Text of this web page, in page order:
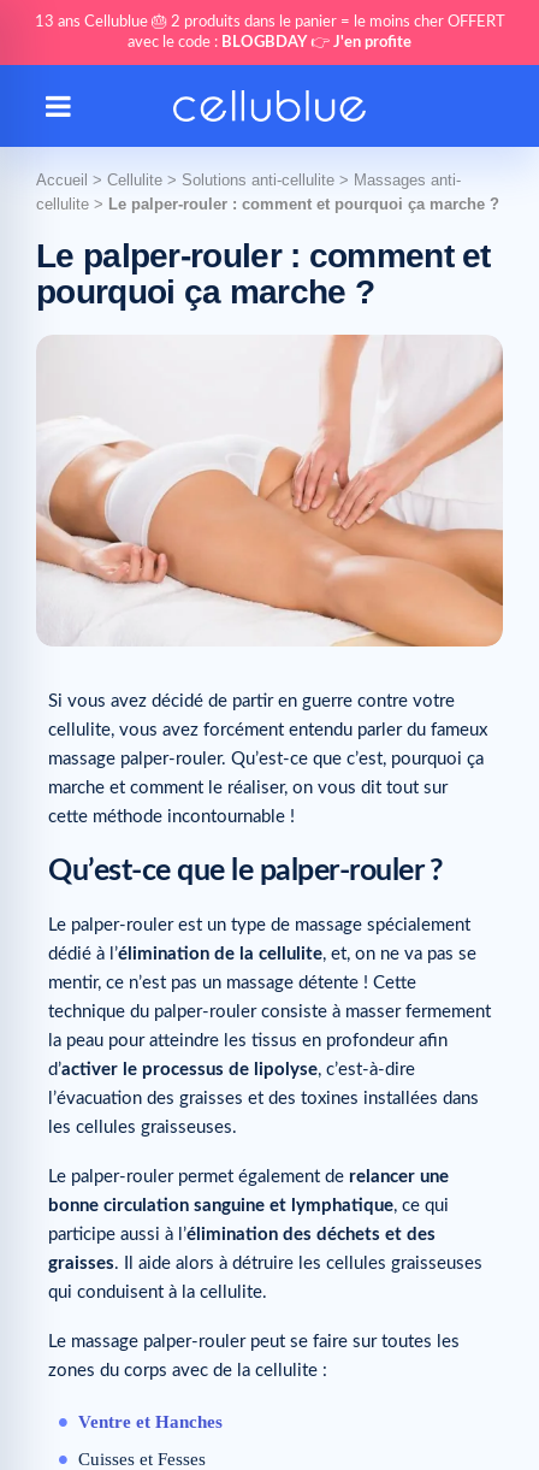
13 ans Cellublue 🎂 2 produits dans le panier = le moins cher OFFERT
avec le code : BLOGBDAY 👉 J'en profite
Accueil > Cellulite > Solutions anti-cellulite > Massages anti-
cellulite > Le palper-rouler : comment et pourquoi ça marche ?
Le palper-rouler : comment et
pourquoi ça marche ?
Si vous avez décidé de partir en guerre contre votre
cellulite, vous avez forcément entendu parler du fameux
massage palper-rouler. Qu’est-ce que c’est, pourquoi ça
marche et comment le réaliser, on vous dit tout sur
cette méthode incontournable !
Qu’est-ce que le palper-rouler ?
Le palper-rouler est un type de massage spécialement
dédié à l’élimination de la cellulite, et, on ne va pas se
mentir, ce n’est pas un massage détente ! Cette
technique du palper-rouler consiste à masser fermement
la peau pour atteindre les tissus en profondeur afin
d’activer le processus de lipolyse, c’est-à-dire
l’évacuation des graisses et des toxines installées dans
les cellules graisseuses.
Le palper-rouler permet également de relancer une
bonne circulation sanguine et lymphatique, ce qui
participe aussi à l’élimination des déchets et des
graisses. Il aide alors à détruire les cellules graisseuses
qui conduisent à la cellulite.
Le massage palper-rouler peut se faire sur toutes les
zones du corps avec de la cellulite :
Ventre et Hanches
Cuisses et Fesses